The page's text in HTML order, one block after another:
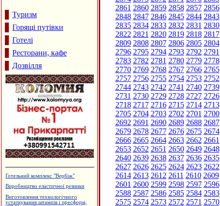
Туризм
Горящі путівки
Готелі
Ресторани, кафе
Дозвілля
Готельний комплекс "Вербіж"
Виробництво еластичної резинки
Виготовлення технологічного
устаткування штампів і пресформ,
2861 2860 2859 2858 2857 2856
2848 2847 2846 2845 2844 2843
2835 2834 2833 2832 2831 2830
2822 2821 2820 2819 2818 2817
2809 2808 2807 2806 2805 2804
2796 2795 2794 2793 2792 2791
2783 2782 2781 2780 2779 2778
2770 2769 2768 2767 2766 2765
2757 2756 2755 2754 2753 2752
2744 2743 2742 2741 2740 2739
2731 2730 2729 2728 2727 2726
2718 2717 2716 2715 2714 2713
2705 2704 2703 2702 2701 2700
2692 2691 2690 2689 2688 2687
2679 2678 2677 2676 2675 2674
2666 2665 2664 2663 2662 2661
2653 2652 2651 2650 2649 2648
2640 2639 2638 2637 2636 2635
2627 2626 2625 2624 2623 2622
2614 2613 2612 2611 2610 2609
2601 2600 2599 2598 2597 2596
2588 2587 2586 2585 2584 2583
2575 2574 2573 2572 2571 2570